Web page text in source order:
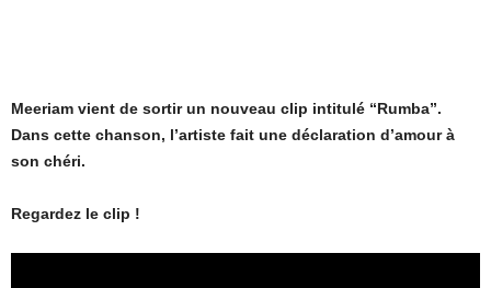
Meeriam vient de sortir un nouveau clip intitulé “Rumba”.
Dans cette chanson, l’artiste fait une déclaration d’amour à
son chéri.
Regardez le clip !